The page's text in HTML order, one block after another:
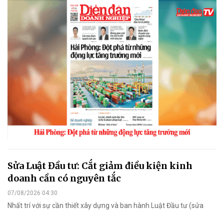
Sửa Luật Đầu tư: Cắt giảm điều kiện kinh
doanh cần có nguyên tắc
07/08/2026 04:30
Nhất trí với sự cần thiết xây dựng và ban hành Luật Đầu tư (sửa